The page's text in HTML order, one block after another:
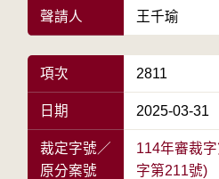
聲請人 王千瑜
項次 2811
日期 2025-03-31
裁定字號／
原分案號
114年審裁
字第211號)